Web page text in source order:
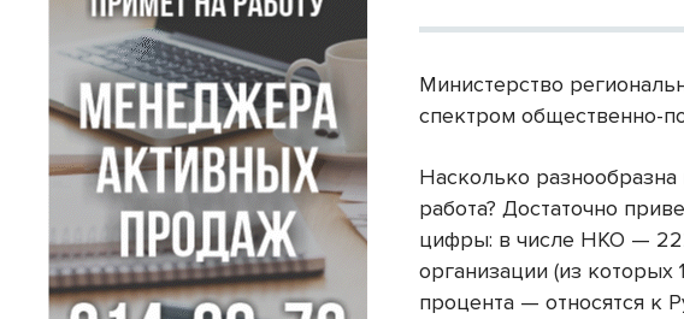
Министерство
спектром общественно-
Насколько разнообразна
работа? Достаточно
цифры: в числе НКО —
организации (из которых
процента — относятся к